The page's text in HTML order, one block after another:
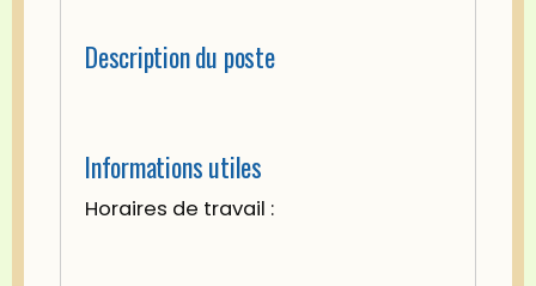
Description du poste
Informations utiles
Horaires de travail :